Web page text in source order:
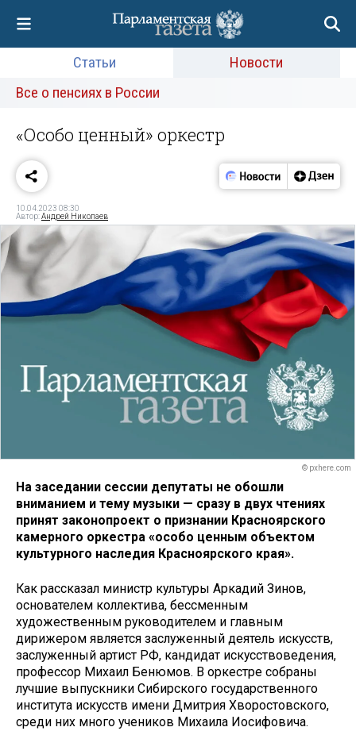
Статьи
Новости
Все о пенсиях в России
«Особо ценный» оркестр
10.04.2023 08:30
Автор:Андрей Николаев
© pxhere.com
На заседании сессии депутаты не обошли
вниманием и тему музыки — сразу в двух чтениях
принят законопроект о признании Красноярского
камерного оркестра «особо ценным объектом
культурного наследия Красноярского края».
Как рассказал министр культуры Аркадий Зинов,
основателем коллектива, бессменным
художественным руководителем и главным
дирижером является заслуженный деятель искусств,
заслуженный артист РФ, кандидат искусствоведения,
профессор Михаил Бенюмов. В оркестре собраны
лучшие выпускники Сибирского государственного
института искусств имени Дмитрия Хворостовского,
среди них много учеников Михаила Иосифовича.